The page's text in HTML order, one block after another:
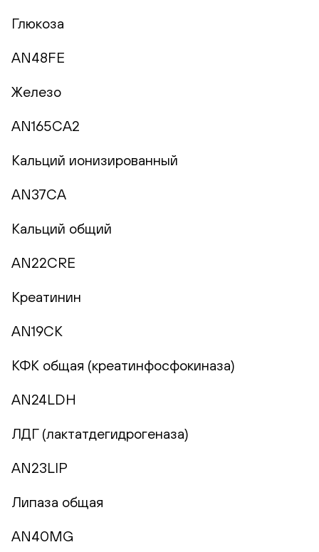
Глюкоза
AN48FE
Железо
AN165CA2
Кальций ионизированный
AN37CA
Кальций общий
AN22CRE
Креатинин
AN19CK
КФК общая (креатинфосфокиназа)
AN24LDH
ЛДГ (лактатдегидрогеназа)
AN23LIP
Липаза общая
AN40MG